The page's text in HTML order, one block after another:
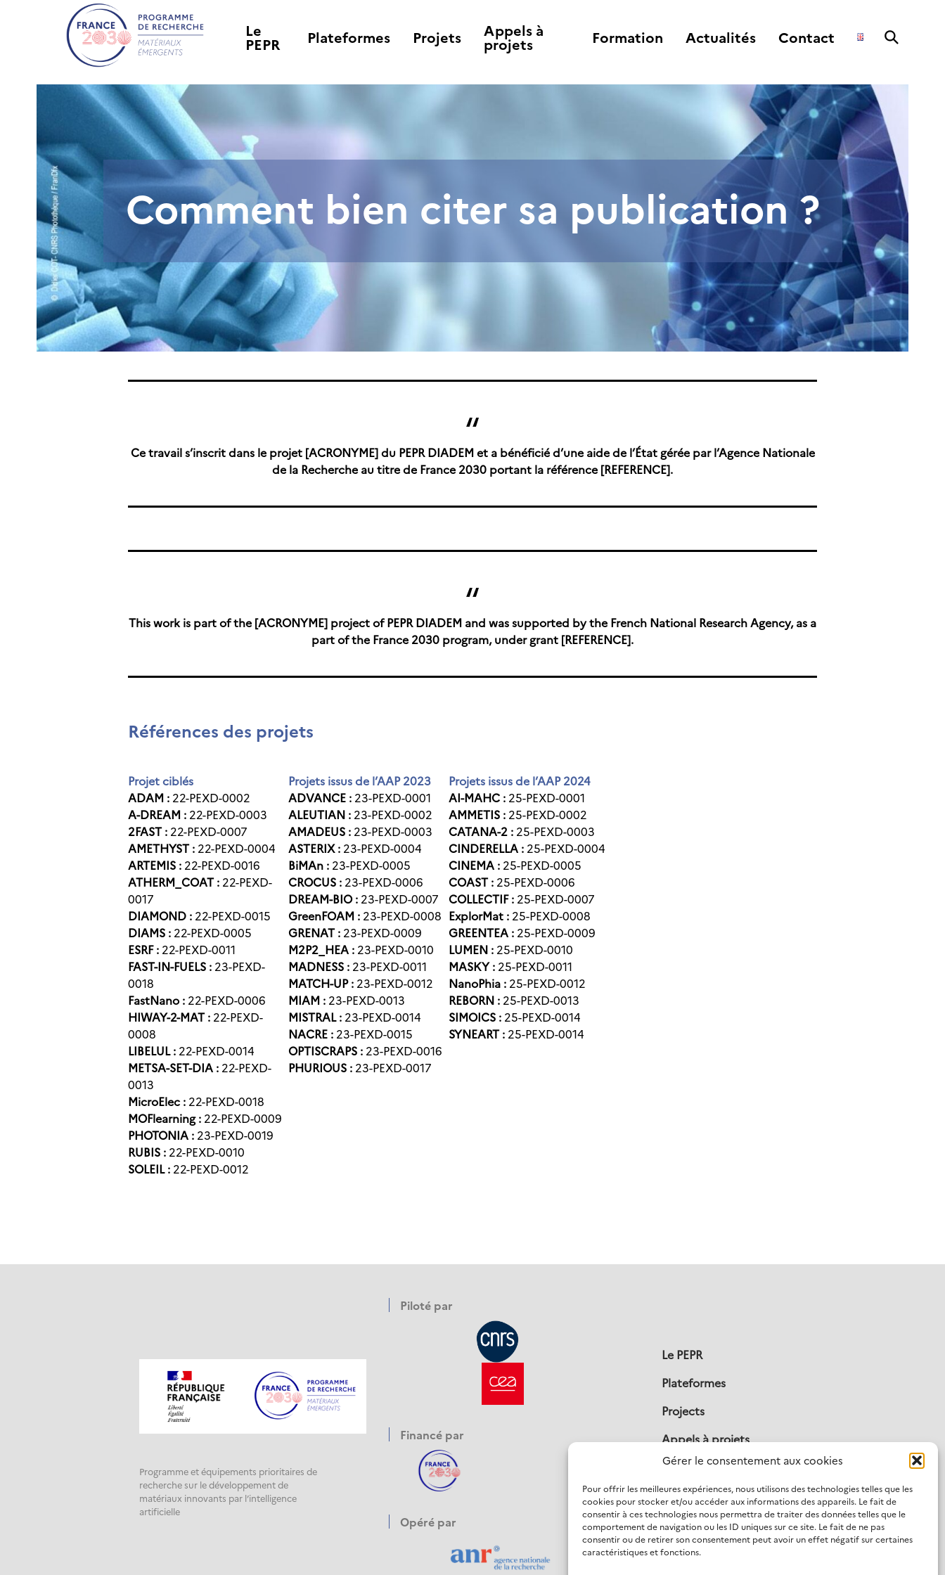
Gérer le consentement aux cookies
Pour offrir les meilleures expériences, nous utilisons des technologies telles que les
cookies pour stocker et/ou accéder aux informations des appareils. Le fait de
consentir à ces technologies nous permettra de traiter des données telles que le
comportement de navigation ou les ID uniques sur ce site. Le fait de ne pas
consentir ou de retirer son consentement peut avoir un effet négatif sur certaines
caractéristiques et fonctions.
Le
PEPR Plateformes Projets Appels à
projets Formation Actualités Contact
Comment bien citer sa publication ?
Ce travail s’inscrit dans le projet [ACRONYME] du PEPR DIADEM et a bénéficié d’une aide de l’État gérée par l’Agence Nationale
de la Recherche au titre de France 2030 portant la référence [REFERENCE].
This work is part of the [ACRONYME] project of PEPR DIADEM and was supported by the French National Research Agency, as a
part of the France 2030 program, under grant [REFERENCE].
Références des projets
Projet ciblés
ADAM : 22-PEXD-0002
A-DREAM : 22-PEXD-0003
2FAST : 22-PEXD-0007
AMETHYST : 22-PEXD-0004
ARTEMIS : 22-PEXD-0016
ATHERM_COAT : 22-PEXD-
0017
DIAMOND : 22-PEXD-0015
DIAMS : 22-PEXD-0005
ESRF : 22-PEXD-0011
FAST-IN-FUELS : 23-PEXD-
0018
FastNano : 22-PEXD-0006
HIWAY-2-MAT : 22-PEXD-
0008
LIBELUL : 22-PEXD-0014
METSA-SET-DIA : 22-PEXD-
0013
MicroElec : 22-PEXD-0018
MOFlearning : 22-PEXD-0009
PHOTONIA : 23-PEXD-0019
RUBIS : 22-PEXD-0010
SOLEIL : 22-PEXD-0012
Projets issus de l’AAP 2023
ADVANCE : 23-PEXD-0001
ALEUTIAN : 23-PEXD-0002
AMADEUS : 23-PEXD-0003
ASTERIX : 23-PEXD-0004
BiMAn : 23-PEXD-0005
CROCUS : 23-PEXD-0006
DREAM-BIO : 23-PEXD-0007
GreenFOAM : 23-PEXD-0008
GRENAT : 23-PEXD-0009
M2P2_HEA : 23-PEXD-0010
MADNESS : 23-PEXD-0011
MATCH-UP : 23-PEXD-0012
MIAM : 23-PEXD-0013
MISTRAL : 23-PEXD-0014
NACRE : 23-PEXD-0015
OPTISCRAPS : 23-PEXD-0016
PHURIOUS : 23-PEXD-0017
Projets issus de l’AAP 2024
AI-MAHC : 25-PEXD-0001
AMMETIS : 25-PEXD-0002
CATANA-2 : 25-PEXD-0003
CINDERELLA : 25-PEXD-0004
CINEMA : 25-PEXD-0005
COAST : 25-PEXD-0006
COLLECTIF : 25-PEXD-0007
ExplorMat : 25-PEXD-0008
GREENTEA : 25-PEXD-0009
LUMEN : 25-PEXD-0010
MASKY : 25-PEXD-0011
NanoPhia : 25-PEXD-0012
REBORN : 25-PEXD-0013
SIMOICS : 25-PEXD-0014
SYNEART : 25-PEXD-0014
Programme et équipements prioritaires de
recherche sur le développement de
matériaux innovants par l’intelligence
artificielle
Piloté par
Financé par
Opéré par
Le PEPR
Plateformes
Projects
Appels à projets
Publications
Actualités
Contact